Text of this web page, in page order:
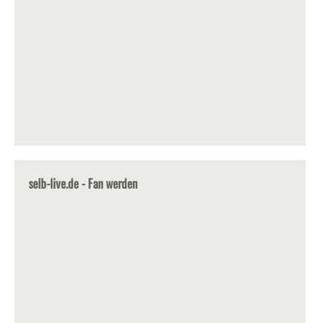
selb-live.de - Fan werden